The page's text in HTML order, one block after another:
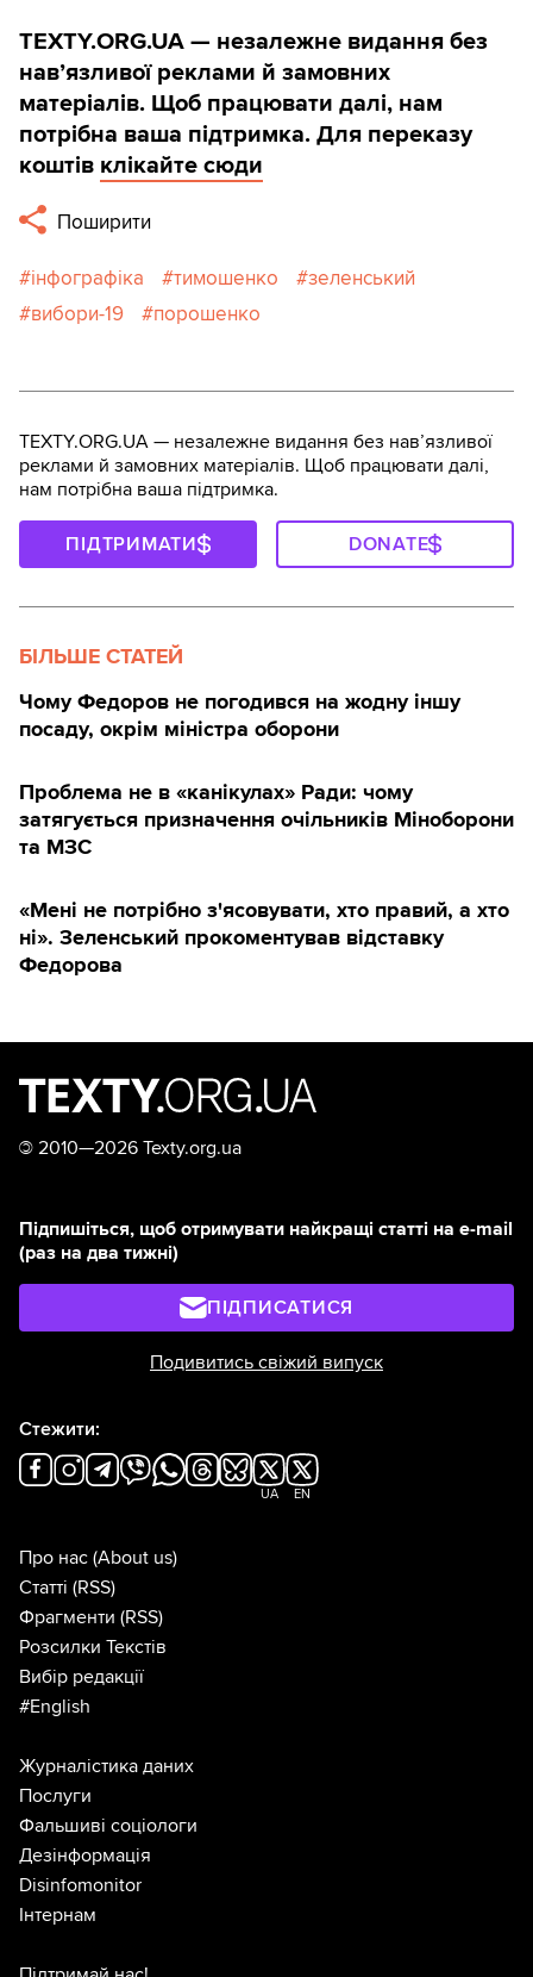
TEXTY.ORG.UA — незалежне видання без
навʼязливої реклами й замовних
матеріалів. Щоб працювати далі, нам
потрібна ваша підтримка. Для переказу
коштів клікайте сюди
Поширити
інфографіка тимошенко
зеленський
вибори-19
порошенко
TEXTY.ORG.UA — незалежне видання без навʼязливої
реклами й замовних матеріалів. Щоб працювати далі,
нам потрібна ваша підтримка.
ПІДТРИМАТИ DONATE
БІЛЬШЕ СТАТЕЙ
Чому Федоров не погодився на жодну іншу
посаду, окрім міністра оборони
Проблема не в «канікулах» Ради: чому
затягується призначення очільників Міноборони
та МЗС
«Мені не потрібно з'ясовувати, хто правий, а хто
ні». Зеленський прокоментував відставку
Федорова
© 2010—2026 Texty.org.ua
Підпишіться, щоб отримувати найкращі статті на e-mail
(раз на два тижні)
ПІДПИСАТИСЯ
Подивитись свіжий випуск
Стежити:
UA EN
Про нас (About us)
Статті (RSS)
Фрагменти (RSS)
Розсилки Текстів
Вибір редакції
#English
Журналістика даних
Послуги
Фальшиві соціологи
Дезінформація
Disinfomonitor
Інтернам